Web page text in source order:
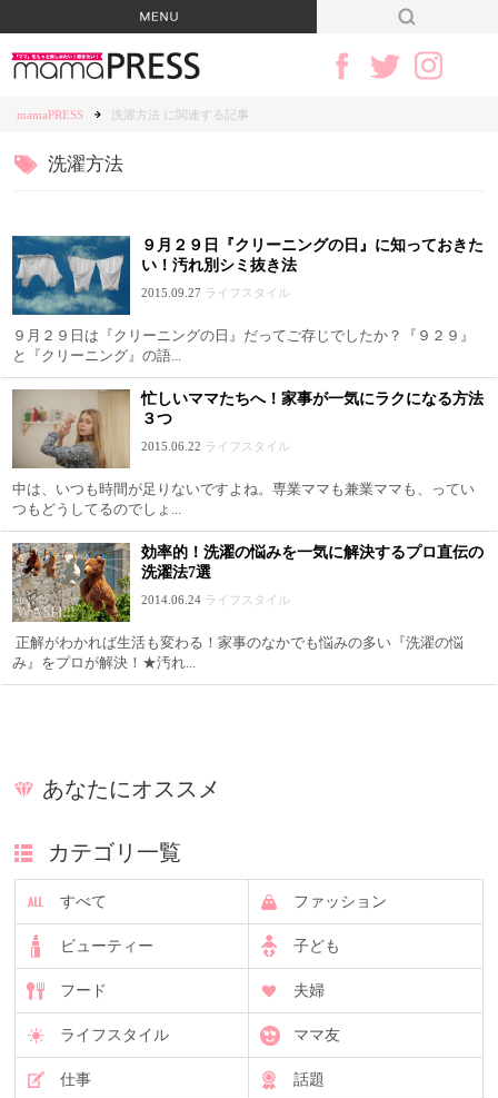
mamaPRESS 洗濯方法 に関連する記事
洗濯方法
９月２９日『クリーニングの日』に知っておきた
い！汚れ別シミ抜き法
2015.09.27 ライフスタイル
９月２９日は『クリーニングの日』だってご存じでしたか？『９２９』
と『クリーニング』の語...
忙しいママたちへ！家事が一気にラクになる方法
３つ
2015.06.22 ライフスタイル
中は、いつも時間が足りないですよね。専業ママも兼業ママも、ってい
つもどうしてるのでしょ...
効率的！洗濯の悩みを一気に解決するプロ直伝の
洗濯法7選
2014.06.24 ライフスタイル
正解がわかれば生活も変わる！家事のなかでも悩みの多い『洗濯の悩
み』をプロが解決！★汚れ...
あなたにオススメ
カテゴリ一覧
すべて ファッション
ビューティー 子ども
フード 夫婦
ライフスタイル ママ友
仕事 話題